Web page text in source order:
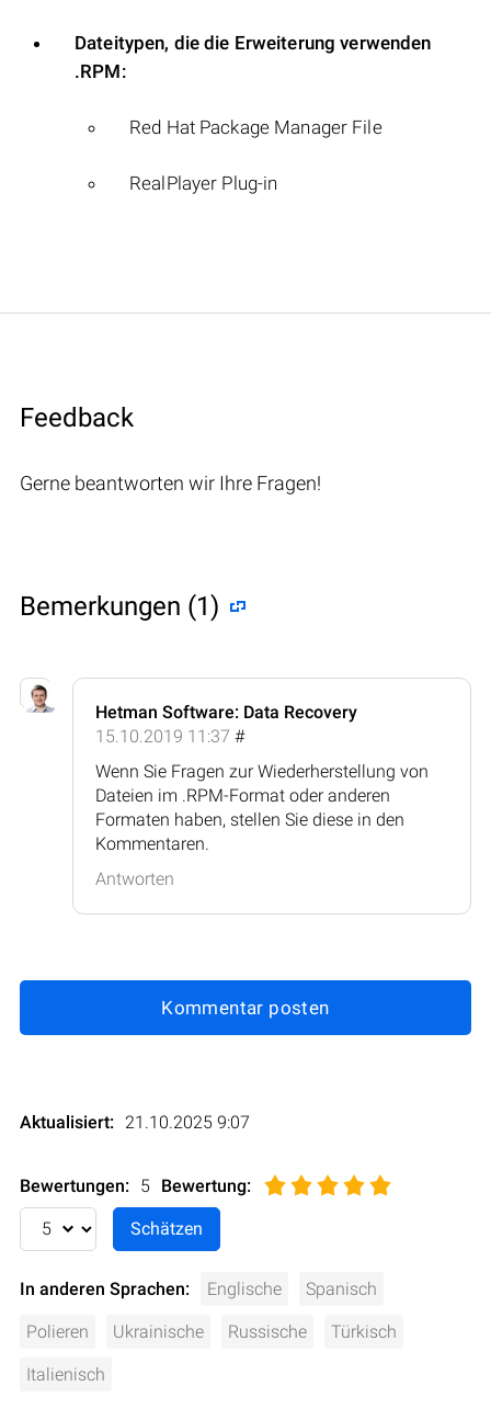
Dateitypen, die die Erweiterung verwenden
.RPM:
Red Hat Package Manager File
RealPlayer Plug-in
Feedback
Gerne beantworten wir Ihre Fragen!
Bemerkungen (1)
Hetman Software: Data Recovery
15.10.2019 11:37 #
Wenn Sie Fragen zur Wiederherstellung von
Dateien im .RPM-Format oder anderen
Formaten haben, stellen Sie diese in den
Kommentaren.
Antworten
Kommentar posten
Aktualisiert: 21.10.2025 9:07
Bewertungen: 5 Bewertung:
In anderen Sprachen: Englische Spanisch
Polieren Ukrainische Russische Türkisch
Italienisch